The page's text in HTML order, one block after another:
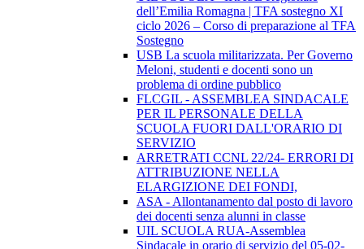
dell’Emilia Romagna | TFA sostegno XI
ciclo 2026 – Corso di preparazione al TFA
Sostegno
USB La scuola militarizzata. Per Governo
Meloni, studenti e docenti sono un
problema di ordine pubblico
FLCGIL - ASSEMBLEA SINDACALE
PER IL PERSONALE DELLA
SCUOLA FUORI DALL'ORARIO DI
SERVIZIO
ARRETRATI CCNL 22/24- ERRORI DI
ATTRIBUZIONE NELLA
ELARGIZIONE DEI FONDI,
ASA - Allontanamento dal posto di lavoro
dei docenti senza alunni in classe
UIL SCUOLA RUA-Assemblea
Sindacale in orario di servizio del 05-02-